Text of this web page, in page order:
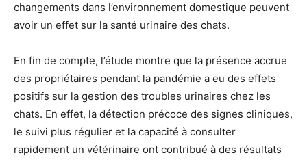
changements dans l’environnement domestique peuvent
avoir un effet sur la santé urinaire des chats.
En fin de compte, l’étude montre que la présence accrue
des propriétaires pendant la pandémie a eu des effets
positifs sur la gestion des troubles urinaires chez les
chats. En effet, la détection précoce des signes cliniques,
le suivi plus régulier et la capacité à consulter
rapidement un vétérinaire ont contribué à des résultats